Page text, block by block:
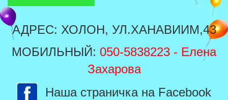
АДРЕС: ХОЛОН, УЛ.ХАНАВИИМ,43
МОБИЛЬНЫЙ: 050-5838223 - Елена
Захарова
Наша страничка на Facebook